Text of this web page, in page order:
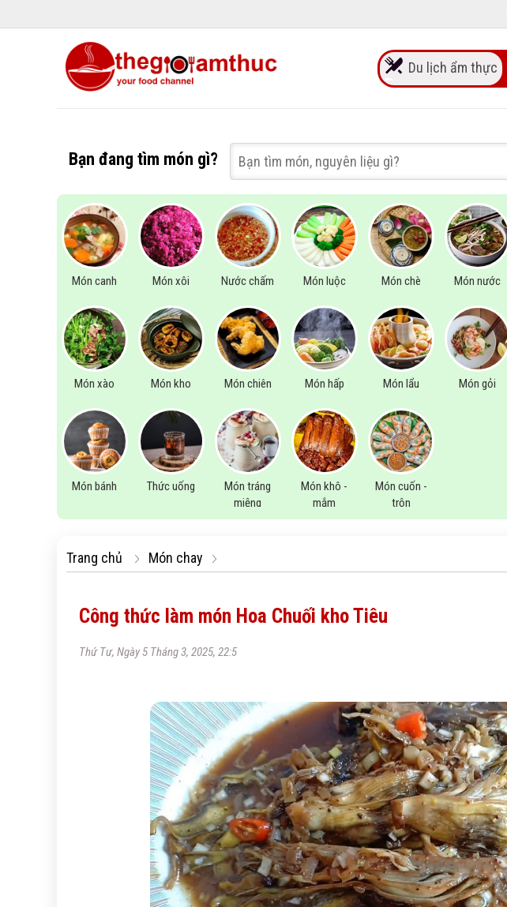
Du lịch ẩm thực
Bạn đang tìm món gì?
Món canh Món xôi Nước chấm Món luộc Món chè Món nước
Món xào Món kho Món chiên Món hấp Món lẩu Món gỏi
Món bánh Thức uống
Món tráng
miệng
Món khô -
mắm
Món cuốn -
trộn
Trang chủ Món chay
Công thức làm món Hoa Chuối kho Tiêu
Thứ Tư, Ngày 5 Tháng 3, 2025, 22:5